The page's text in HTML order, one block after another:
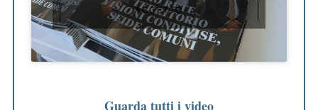
ACCETTO
Guarda tutti i video